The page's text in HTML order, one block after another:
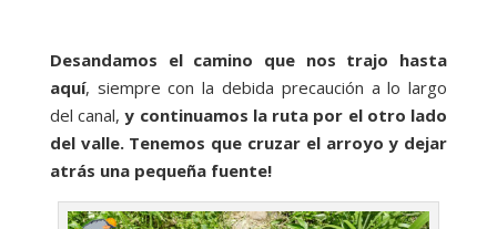
Desandamos el camino que nos trajo hasta
aquí, siempre con la debida precaución a lo largo
del canal,y continuamos la ruta por el otro lado
del valle. Tenemos que cruzar el arroyo y dejar
atrás una pequeña fuente!